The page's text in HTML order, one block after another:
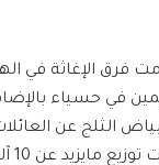
فرق الإغاثة في
في حسياء
الثلج عن